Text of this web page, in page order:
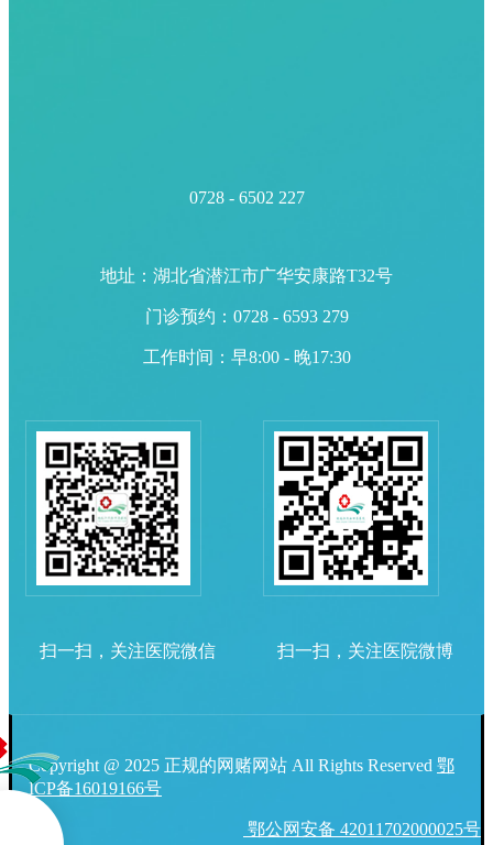
0728 - 6502 227
地址：湖北省潜江市广华安康路T32号
门诊预约：0728 - 6593 279
工作时间：早8:00 - 晚17:30
扫一扫，关注医院微信 扫一扫，关注医院微博
Copyright @ 2025 正规的网赌网站 All Rights Reserved 鄂
ICP备16019166号
鄂公网安备 42011702000025号